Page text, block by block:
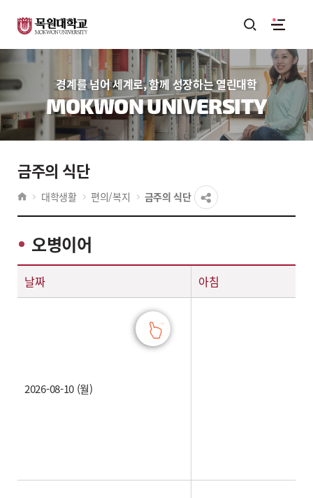
경계를 넘어 세계로, 함께 성장하는 열린대학
MOKWON UNIVERSITY
금주의 식단
대학생활 편의/복지 금주의 식단
오병이어
날짜,교직원아침,점심,저녁 식단안내표
날짜 아침
2026-08-10 (월)